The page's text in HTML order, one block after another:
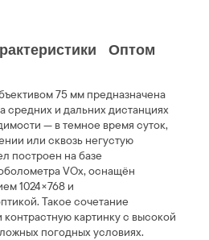
Оптом
75 мм предназначена
средних и дальних дистанциях
— в темное время суток,
или сквозь негустую
построен на базе
VOx, оснащён
1024×768 и
Такое сочетание
картинку с высокой
погодных условиях.